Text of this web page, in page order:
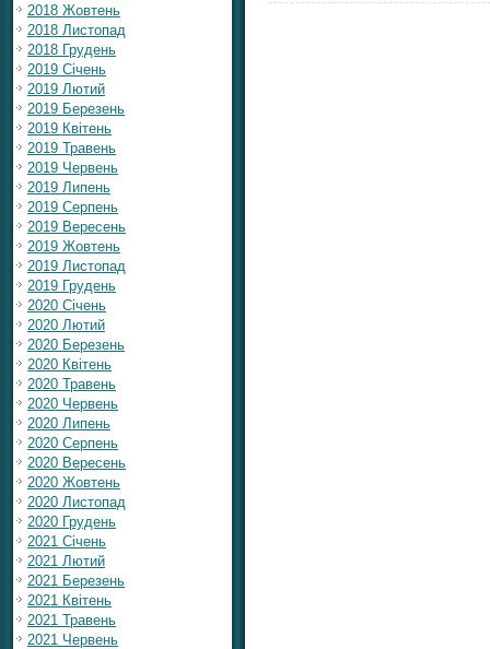
2018 Жовтень
2018 Листопад
2018 Грудень
2019 Січень
2019 Лютий
2019 Березень
2019 Квітень
2019 Травень
2019 Червень
2019 Липень
2019 Серпень
2019 Вересень
2019 Жовтень
2019 Листопад
2019 Грудень
2020 Січень
2020 Лютий
2020 Березень
2020 Квітень
2020 Травень
2020 Червень
2020 Липень
2020 Серпень
2020 Вересень
2020 Жовтень
2020 Листопад
2020 Грудень
2021 Січень
2021 Лютий
2021 Березень
2021 Квітень
2021 Травень
2021 Червень